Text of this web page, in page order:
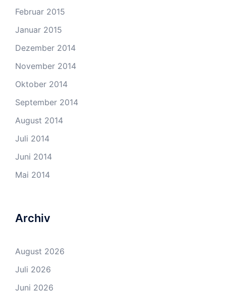
Februar 2015
Januar 2015
Dezember 2014
November 2014
Oktober 2014
September 2014
August 2014
Juli 2014
Juni 2014
Mai 2014
Archiv
August 2026
Juli 2026
Juni 2026